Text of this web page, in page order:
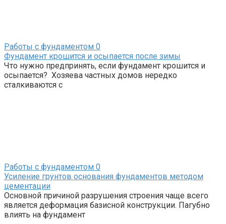
Работы с фундаментом 0
Фундамент крошится и осыпается после зимы
Что нужно предпринять, если фундамент крошится и
осыпается? Хозяева частных домов нередко
сталкиваются с
Работы с фундаментом 0
Усиление грунтов основания фундаментов методом
цементации
Основной причиной разрушения строения чаще всего
является деформация базисной конструкции. Пагубно
влиять на фундамент